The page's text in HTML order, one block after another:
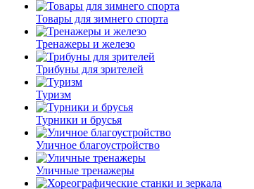
Товары для зимнего спорта
Тренажеры и железо
Трибуны для зрителей
Туризм
Турники и брусья
Уличное благоустройство
Уличные тренажеры